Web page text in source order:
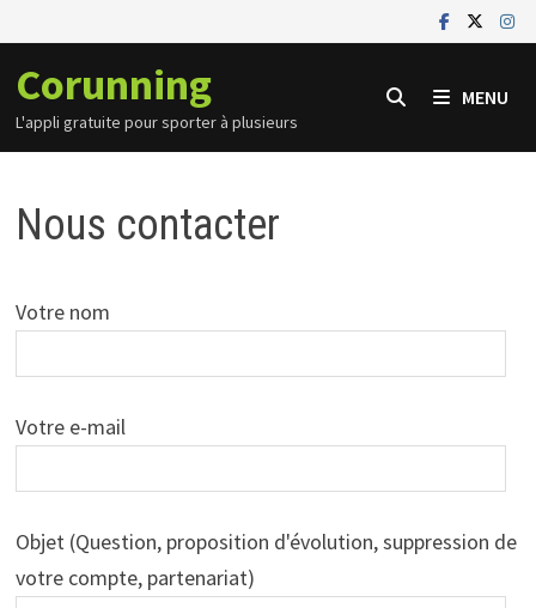
au
contenu
Corunning
L'appli gratuite pour sporter à plusieurs
MENU
Nous contacter
Votre nom
Votre e-mail
Objet (Question, proposition d'évolution, suppression de
votre compte, partenariat)